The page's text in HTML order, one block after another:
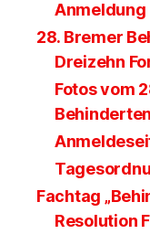
Anmeldung
28. Bremer
Dreizehn
Fotos vom
Fachtag
Resolution